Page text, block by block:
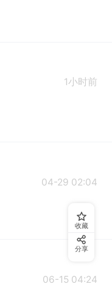
1小时前
04-29 02:04
06-15 04:24
收藏
分享